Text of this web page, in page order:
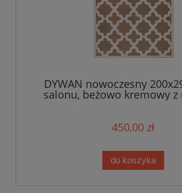
DYWAN nowoczesny
salonu, beżowo kremowy
włosem Zala Living
450,00 zł
do koszyka